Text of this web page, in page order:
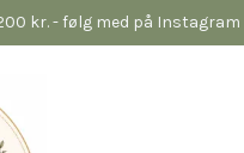
kr. - følg med på